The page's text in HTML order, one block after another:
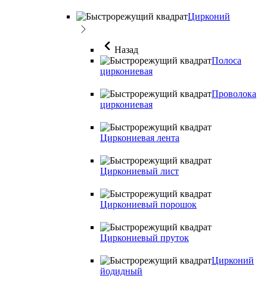
Цирконий
Назад
Полоса
циркониевая
Проволока
циркониевая
Циркониевая лента
Циркониевый лист
Циркониевый порошок
Циркониевый пруток
Цирконий
йодидный